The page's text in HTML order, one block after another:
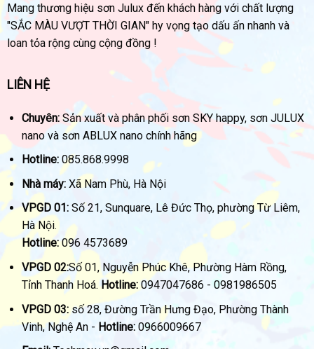
Mang thương hiệu sơn Julux đến khách hàng với chất lượng
"SẮC MÀU VƯỢT THỜI GIAN" hy vọng tạo dấu ấn nhanh và
loan tỏa rộng cùng cộng đồng !
LIÊN HỆ
Chuyên:Sản xuất và phân phối sơn SKY happy, sơn JULUX
nano và sơn ABLUX nano chính hãng
Hotline:085.868.9998
Nhà máy:Xã Nam Phù, Hà Nội
VPGD 01:Số 21, Sunquare, Lê Đức Thọ, phường Từ Liêm,
Hà Nội.
Hotline:096 4573689
VPGD 02:Số 01, Nguyễn Phúc Khê, Phường Hàm Rồng,
Tỉnh Thanh Hoá.Hotline:0947047686 - 0981986505
VPGD 03:số 28, Đường Trần Hưng Đạo, Phường Thành
Vinh, Nghệ An - Hotline:0966009667